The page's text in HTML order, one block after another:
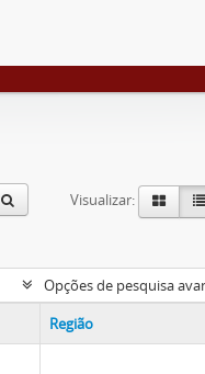
Visualizar:
Opções de pesquisa
Região